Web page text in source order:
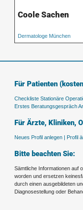
Coole Sachen
Dermatologe München
Für Patienten
Checkliste Stationäre
Erstes Beratungsgespräch
Für Ärzte, Kliniken,
Neues Profil anlegen | Profil
Bitte beachten Sie:
Sämtliche Informationen auf
worden und ersetzen
durch einen ausgebildeten
Diagnosestellung oder